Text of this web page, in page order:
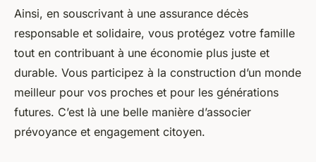
Ainsi, en souscrivant à une assurance décès
responsable et solidaire, vous protégez votre famille
tout en contribuant à une économie plus juste et
durable. Vous participez à la construction d’un monde
meilleur pour vos proches et pour les générations
futures. C’est là une belle manière d’associer
prévoyance et engagement citoyen.